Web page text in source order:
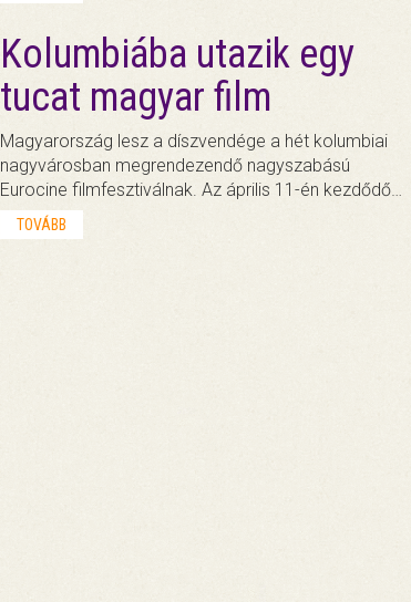
Kolumbiába utazik egy
tucat magyar film
Magyarország lesz a díszvendége a hét kolumbiai
nagyvárosban megrendezendő nagyszabású
Eurocine filmfesztiválnak. Az április 11-én kezdődő…
TOVÁBB